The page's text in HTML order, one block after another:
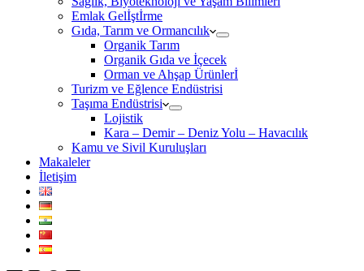
Emlak Gelİştİrme
Gıda, Tarım ve Ormancılık
Organik Tarım
Organik Gıda ve İçecek
Orman ve Ahşap Ürünlerİ
Turizm ve Eğlence Endüstrisi
Taşıma Endüstrisi
Lojistik
Kara – Demir – Deniz Yolu – Havacılık
Kamu ve Sivil Kuruluşları
Makaleler
İletişim